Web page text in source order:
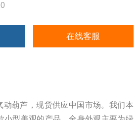
在线客服
动葫芦，现货供应中国市场。我们本